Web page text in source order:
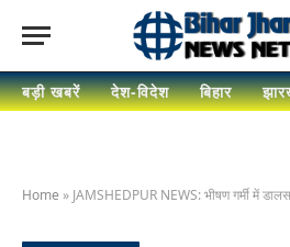
बड़ी खबरें देश-विदेश बिहार
Home » JAMSHEDPUR NEWS: भीषण गर्मी में डालसा ने बढ़ाया मानवता का